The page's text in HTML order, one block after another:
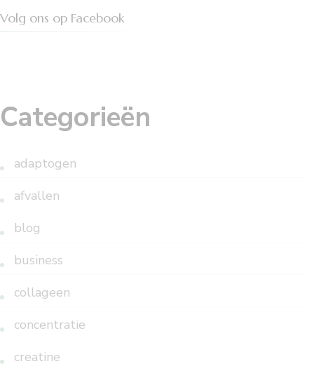
Volg ons op Facebook
Categorieën
adaptogen
afvallen
blog
business
collageen
concentratie
creatine